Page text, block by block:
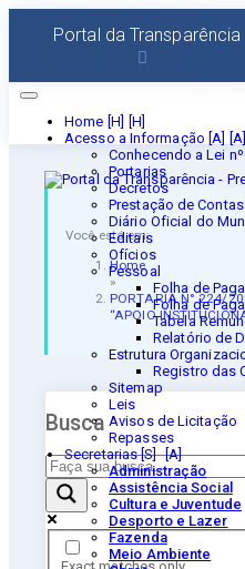
Home [H]
Acesso a Informação [A]
Conhecendo a Lei
Portarias
Decretos
Prestação de Contas
Diário Oficial do
Editais
Ofícios
Pessoal
Folha de
Folha de
Tabela
Relatório de
Estrutura
Registro das
Sitemap
Leis
Avisos de Licitação
Repasses
Secretarias [S]
Administração
Assistência Social
Cultura e Juventude
Desporto e Lazer
Fazenda
Meio Ambiente
Portal da Transparência
Você está em:
Home
»
PORTARIA N° 224/
“APOIO
Busca
Exact matches only